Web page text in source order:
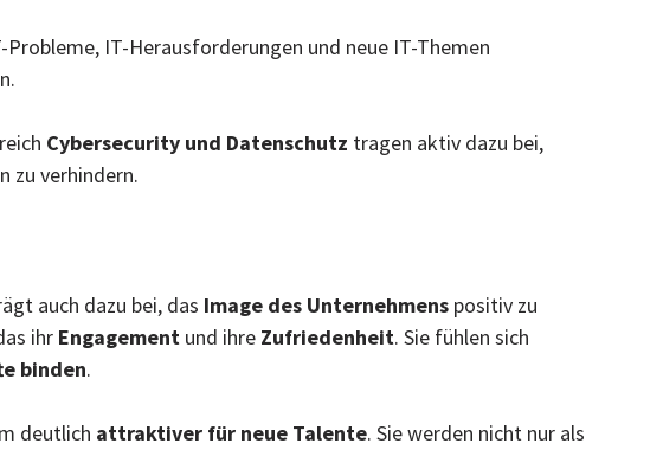
IT-Herausforderungen und neue IT-Themen
Cybersecurity und Datenschutz tragen aktiv dazu bei,
zu verhindern.
auch dazu bei, das Image des Unternehmens positiv zu
ihr Engagement und ihre Zufriedenheit. Sie fühlen sich
binden.
deutlich attraktiver für neue Talente. Sie werden nicht nur als